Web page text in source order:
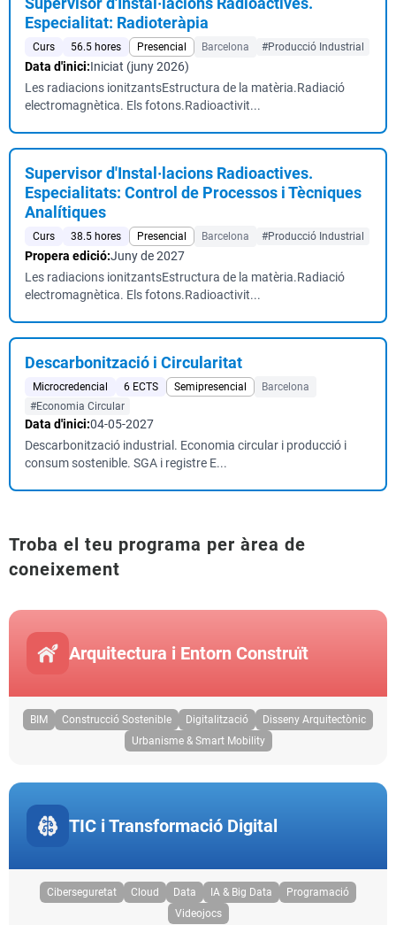
Especialitat: Radioteràpia
Curs 56.5 hores Presencial Barcelona #Producció Industrial
Data d'inici:Iniciat (juny 2026)
Les radiacions ionitzantsEstructura de la matèria.Radiació
electromagnètica. Els fotons.Radioactivit...
Supervisor d'Instal·lacions Radioactives.
Especialitats: Control de Processos i Tècniques
Analítiques
Curs 38.5 hores Presencial Barcelona #Producció Industrial
Propera edició:Juny de 2027
Les radiacions ionitzantsEstructura de la matèria.Radiació
electromagnètica. Els fotons.Radioactivit...
Descarbonització i Circularitat
Microcredencial 6 ECTS Semipresencial
Barcelona
#Economia Circular
Data d'inici:04-05-2027
Descarbonització industrial. Economia circular i producció i
consum sostenible. SGA i registre E...
Troba el teu programa per àrea de
coneixement
Arquitectura i Entorn Construït
BIM Construcció Sostenible Digitalització
Disseny Arquitectònic
Urbanisme & Smart Mobility
TIC i Transformació Digital
Ciberseguretat Cloud Data IA & Big Data
Programació
Videojocs